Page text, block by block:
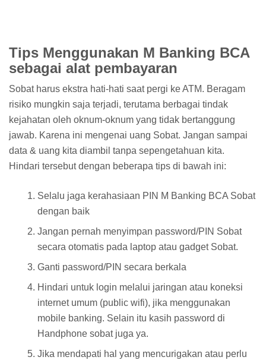
Tips Menggunakan M Banking BCA
sebagai alat pembayaran
Sobat harus ekstra hati-hati saat pergi ke ATM. Beragam
risiko mungkin saja terjadi, terutama berbagai tindak
kejahatan oleh oknum-oknum yang tidak bertanggung
jawab. Karena ini mengenai uang Sobat. Jangan sampai
data & uang kita diambil tanpa sepengetahuan kita.
Hindari tersebut dengan beberapa tips di bawah ini:
Selalu jaga kerahasiaan PIN M Banking BCA Sobat
dengan baik
Jangan pernah menyimpan password/PIN Sobat
secara otomatis pada laptop atau gadget Sobat.
Ganti password/PIN secara berkala
Hindari untuk login melalui jaringan atau koneksi
internet umum (public wifi), jika menggunakan
mobile banking. Selain itu kasih password di
Handphone sobat juga ya.
Jika mendapati hal yang mencurigakan atau perlu